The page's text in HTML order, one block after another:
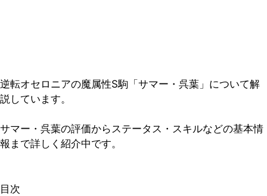
逆転オセロニアの魔属性S駒「サマー・呉葉」について解
説しています。
サマー・呉葉の評価からステータス・スキルなどの基本情
報まで詳しく紹介中です。
目次